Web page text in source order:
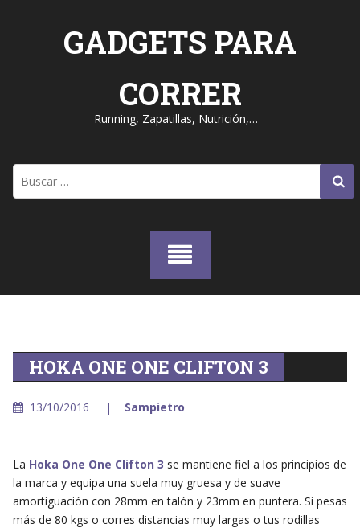
GADGETS PARA
CORRER
Running, Zapatillas, Nutrición,…
HOKA ONE ONE CLIFTON 3
13/10/2016 Sampietro
La Hoka One One Clifton 3 se mantiene fiel a los principios de
la marca y equipa una suela muy gruesa y de suave
amortiguación con 28mm en talón y 23mm en puntera. Si pesas
más de 80 kgs o corres distancias muy largas o tus rodillas